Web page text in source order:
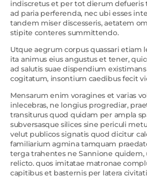
indiscretus et per tot dierum defueris
ad paria perferenda, nec ubi esses
tandem miser discesseris, aetatem
stipite conteres summittendo.
Utque aegrum corpus quassari etiam
ita animus eius angustus et tener,
ad salutis suae dispendium
cogitatum, insontium caedibus fecit
Mensarum enim voragines et varias
inlecebras, ne longius progrediar,
transiturus quod quidam per ampla
subversasque silices sine periculi
velut publicos signatis quod dicitur
familiarium agmina tamquam
terga trahentes ne Sannione quidem,
relicto. quos imitatae matronae
capitibus et basternis per latera